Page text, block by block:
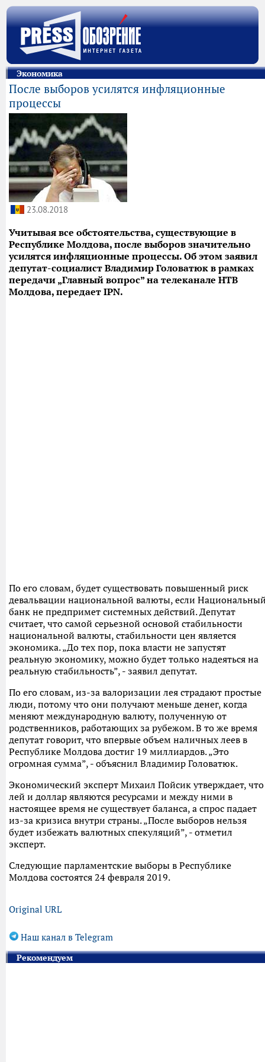
Экономика
После выборов усилятся инфляционные
процессы
23.08.2018
Учитывая все обстоятельства, существующие в
Республике Молдова, после выборов значительно
усилятся инфляционные процессы. Об этом заявил
депутат-социалист Владимир Головатюк в рамках
передачи „Главный вопрос” на телеканале НТВ
Молдова, передает IPN.
По его словам, будет существовать повышенный риск
девальвации национальной валюты, если
банк не предпримет системных действий. Депутат
считает, что самой серьезной основой стабильности
национальной валюты, стабильности цен является
экономика. „До тех пор, пока власти не запустят
реальную экономику, можно будет только надеяться на
реальную стабильность”, - заявил депутат.
По его словам, из-за валоризации лея страдают простые
люди, потому что они получают меньше денег, когда
меняют международную валюту, полученную от
родственников, работающих за рубежом. В то же время
депутат говорит, что впервые объем наличных леев в
Республике Молдова достиг 19 миллиардов. „Это
огромная сумма”, - объяснил Владимир Головатюк.
Экономический эксперт Михаил Пойсик утверждает, что
лей и доллар являются ресурсами и между ними в
настоящее время не существует баланса, а спрос падает
из-за кризиса внутри страны. „После выборов нельзя
будет избежать валютных спекуляций”, - отметил
эксперт.
Следующие парламентские выборы в Республике
Молдова состоятся 24 февраля 2019.
Original URL
Наш канал в Telegram
Рекомендуем